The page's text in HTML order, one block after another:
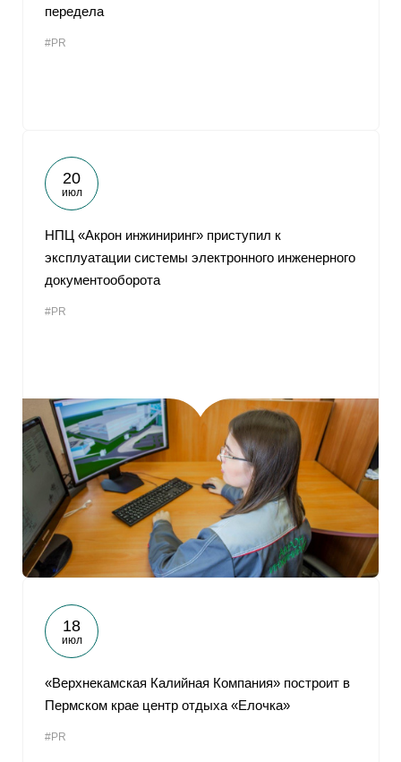
передела
#PR
20
июл
НПЦ «Акрон инжиниринг» приступил к
эксплуатации системы электронного инженерного
документооборота
#PR
18
июл
«Верхнекамская Калийная Компания» построит в
Пермском крае центр отдыха «Елочка»
#PR